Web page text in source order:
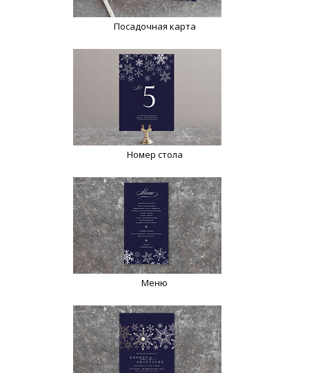
Посадочная карта
Номер стола
Меню